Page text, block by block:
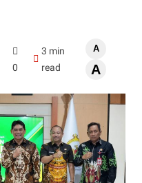
0
3 min
read
A
A